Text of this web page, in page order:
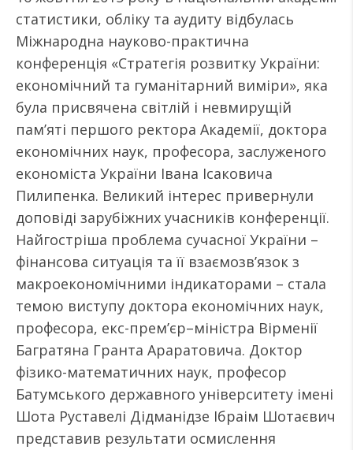
статистики, обліку та аудиту відбулась
Міжнародна науково-практична
конференція «Стратегія розвитку України:
економічний та гуманітарний виміри», яка
була присвячена світлій і невмирущій
пам’яті першого ректора Академії, доктора
економічних наук, професора, заслуженого
економіста України Івана Ісаковича
Пилипенка. Великий інтерес привернули
доповіді зарубіжних учасників конференції.
Найгостріша проблема сучасної України –
фінансова ситуація та її взаємозв’язок з
макроекономічними індикаторами – стала
темою виступу доктора економічних наук,
професора, екс-прем’єр–міністра Вірменії
Багратяна Гранта Араратовича. Доктор
фізико-математичних наук, професор
Батумського державного університету імені
Шота Руставелі Дідманідзе Ібраім Шотаєвич
представив результати осмислення